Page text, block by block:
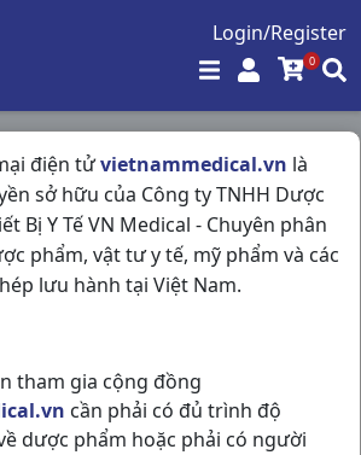
Login/Register
0
điện tửvietnammedical.vn là
sở hữu của Công ty TNHH Dược
Bị Y Tế VN Medical - Chuyên phân
phẩm, vật tư y tế, mỹ phẩm và các
lưu hành tại Việt Nam.
tham gia cộng đồng
cần phải có đủ trình độ
dược phẩm hoặc phải có người
- Gan - Mật - Thận /
France